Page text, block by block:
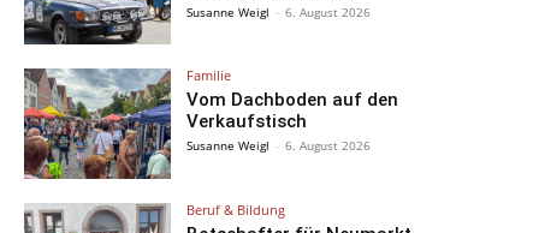
Susanne Weigl - 6. August 2026
Familie
Vom Dachboden auf den
Verkaufstisch
Susanne Weigl - 6. August 2026
Beruf & Bildung